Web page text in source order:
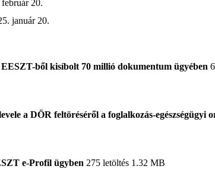
20.
január 20.
ből kisíbolt 70 millió dokumentum ügyében
a DÖR feltöréséről a foglalkozás-egészségügyi
e-Profil ügyben 275 letöltés 1.32 MB